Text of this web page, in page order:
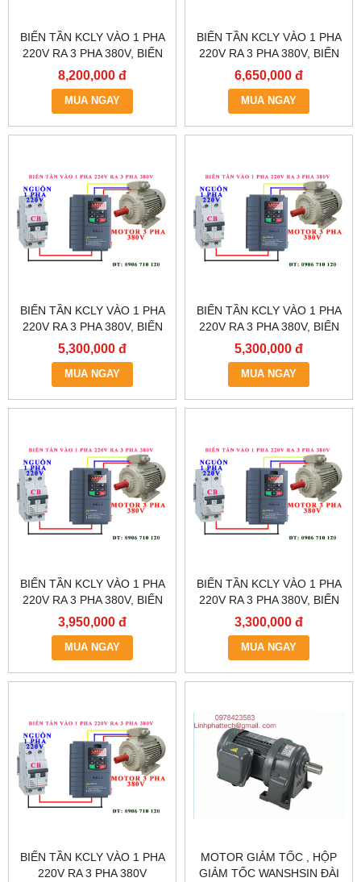
BIẾN TẦN KCLY VÀO 1 PHA
220V RA 3 PHA 380V, BIẾN
TẦN KCLY KOC600-011GT3-
B
8,200,000 đ
MUA NGAY
BIẾN TẦN KCLY VÀO 1 PHA
220V RA 3 PHA 380V, BIẾN
TẦN KCLY KOC600-
7R5GT3-B
6,650,000 đ
MUA NGAY
BIẾN TẦN KCLY VÀO 1 PHA
220V RA 3 PHA 380V, BIẾN
TẦN KCLY KOC600-
5R5GT3-B
5,300,000 đ
MUA NGAY
BIẾN TẦN KCLY VÀO 1 PHA
220V RA 3 PHA 380V, BIẾN
TẦN KCLY KOC600-
3R7GT3-B
5,300,000 đ
MUA NGAY
BIẾN TẦN KCLY VÀO 1 PHA
220V RA 3 PHA 380V, BIẾN
TẦN KCLY KOC600-
2R2GT3-B
3,950,000 đ
MUA NGAY
BIẾN TẦN KCLY VÀO 1 PHA
220V RA 3 PHA 380V, BIẾN
TẦN KCLY KOC600-
1R5GT3-B
3,300,000 đ
MUA NGAY
BIẾN TẦN KCLY VÀO 1 PHA
220V RA 3 PHA 380V
MOTOR GIẢM TỐC , HỘP
GIẢM TỐC WANSHSIN ĐÀI